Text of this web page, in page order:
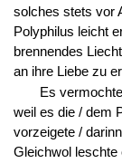
solches stets vor
Polyphilus leicht
brennendes
an ihre Liebe zu
Es
weil es die / dem
vorzeigete /
Gleichwol leschte